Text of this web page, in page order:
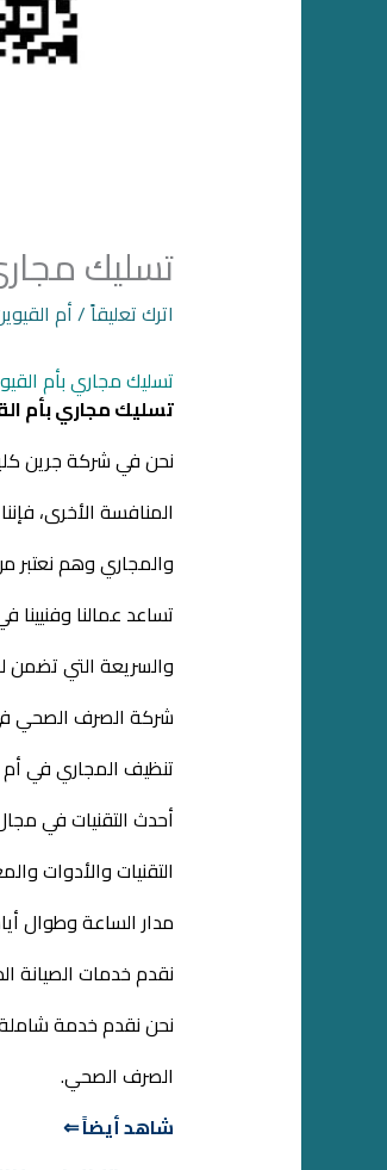
تسليك
اترك تعليقاً/أم
تسليك مجاري بأم
تسليك مجاري بأم
نحن في شركة جرين
المنافسة الأخرى،
والمجاري وهم نعتبر
تساعد عمالنا
والسريعة التي
شركة الصرف الصحي
تنظيف المجاري في
أحدث التقنيات في
التقنيات والأدوات
مدار الساعة وطوال
نقدم خدمات الصيانة
نحن نقدم خدمة
الصرف الصحي.
شاهد أيضاً ⇐